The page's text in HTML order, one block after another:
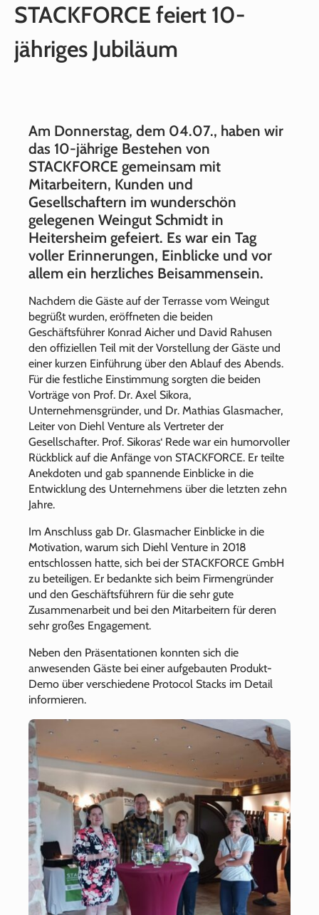
STACKFORCE feiert 10-
jähriges Jubiläum
Am Donnerstag, dem 04.07., haben wir
das 10-jährige Bestehen von
STACKFORCE gemeinsam mit
Mitarbeitern, Kunden und
Gesellschaftern im wunderschön
gelegenen Weingut Schmidt in
Heitersheim gefeiert. Es war ein Tag
voller Erinnerungen, Einblicke und vor
allem ein herzliches Beisammensein.
Nachdem die Gäste auf der Terrasse vom Weingut
begrüßt wurden, eröffneten die beiden
Geschäftsführer Konrad Aicher und David Rahusen
den offiziellen Teil mit der Vorstellung der Gäste und
einer kurzen Einführung über den Ablauf des Abends.
Für die festliche Einstimmung sorgten die beiden
Vorträge von Prof. Dr. Axel Sikora,
Unternehmensgründer, und Dr. Mathias Glasmacher,
Leiter von Diehl Venture als Vertreter der
Gesellschafter. Prof. Sikoras‘ Rede war ein humorvoller
Rückblick auf die Anfänge von STACKFORCE. Er teilte
Anekdoten und gab spannende Einblicke in die
Entwicklung des Unternehmens über die letzten zehn
Jahre.
Im Anschluss gab Dr. Glasmacher Einblicke in die
Motivation, warum sich Diehl Venture in 2018
entschlossen hatte, sich bei der STACKFORCE GmbH
zu beteiligen. Er bedankte sich beim Firmengründer
und den Geschäftsführern für die sehr gute
Zusammenarbeit und bei den Mitarbeitern für deren
sehr großes Engagement.
Neben den Präsentationen konnten sich die
anwesenden Gäste bei einer aufgebauten Produkt-
Demo über verschiedene Protocol Stacks im Detail
informieren.